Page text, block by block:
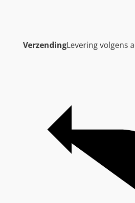
VerzendingLevering volgens